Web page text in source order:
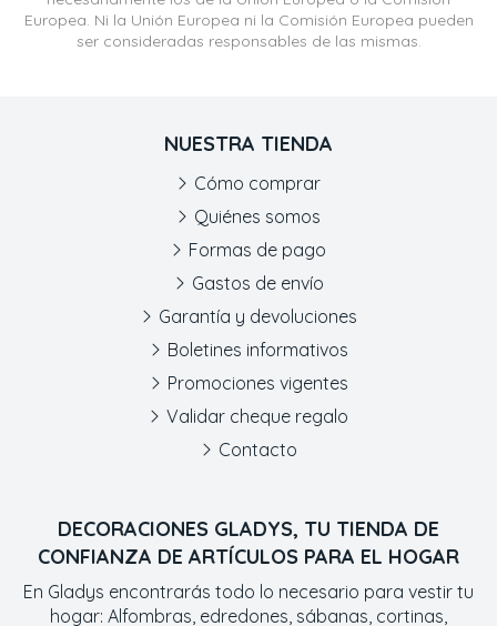
Europea. Ni la Unión Europea ni la Comisión Europea pueden
ser consideradas responsables de las mismas.
DECORACIONES GLADYS, TU TIENDA DE
CONFIANZA DE ARTÍCULOS PARA EL HOGAR
En Gladys encontrarás todo lo necesario para vestir tu
hogar: Alfombras, edredones, sábanas, cortinas,
NUESTRA TIENDA
Cómo comprar
Quiénes somos
Formas de pago
Gastos de envío
Garantía y devoluciones
Boletines informativos
Promociones vigentes
Validar cheque regalo
Contacto